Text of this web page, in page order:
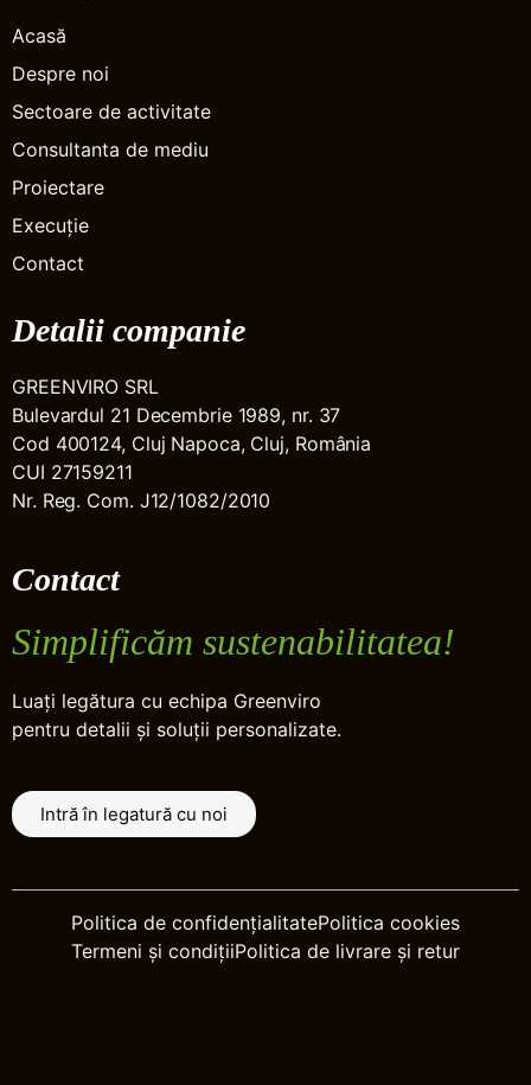
Acasă
Despre noi
Sectoare de activitate
Consultanta de mediu
Proiectare
Execuție
Contact
Detalii companie
GREENVIRO SRL
Bulevardul 21 Decembrie 1989, nr. 37
Cod 400124, Cluj Napoca, Cluj, România
CUI 27159211
Nr. Reg. Com. J12/1082/2010
Contact
Simplificăm sustenabilitatea!
Luați legătura cu echipa Greenviro
pentru detalii și soluții personalizate.
Intră în legatură cu noi
Politica de confidențialitatePolitica cookies
Termeni și condițiiPolitica de livrare și retur